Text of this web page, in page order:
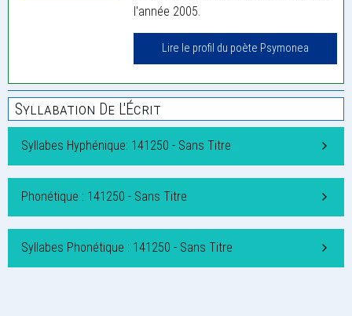
l'année 2005.
Lire le profil du poète Psymonea
Syllabation De L'Écrit
Syllabes Hyphénique: 141250 - Sans Titre
Phonétique : 141250 - Sans Titre
Syllabes Phonétique : 141250 - Sans Titre